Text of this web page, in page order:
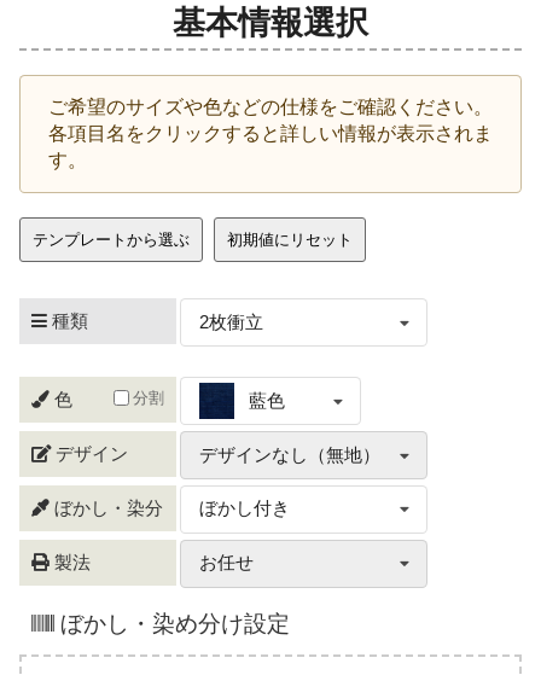
基本情報選択
ご希望のサイズや色などの仕様をご確認ください。
各項目名をクリックすると詳しい情報が表示されま
す。
テンプレートから選ぶ 初期値にリセット
種類 2枚衝立
色 分割 藍色
デザイン デザインなし（無地）
ぼかし・染分 ぼかし付き
製法 お任せ
ぼかし・染め分け設定